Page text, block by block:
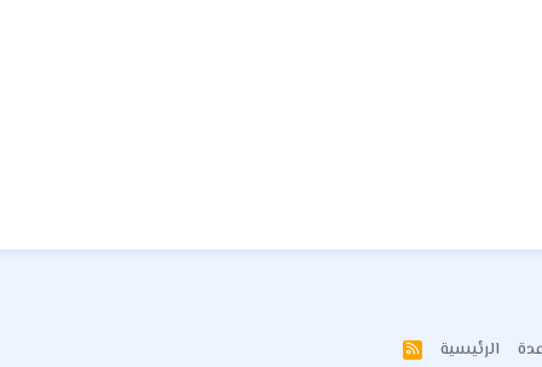
الرئيسية
R